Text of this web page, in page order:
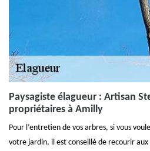
Paysagiste élagueur : Artisan
propriétaires à Amilly
Pour l’entretien de vos arbres, si vous
votre jardin, il est conseillé de recourir aux